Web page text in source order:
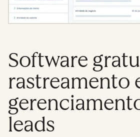
Software
rastreamento
leads